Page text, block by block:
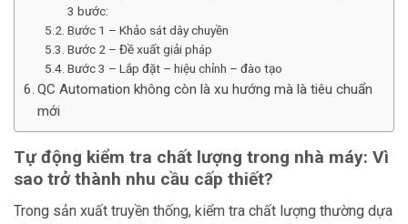
3 bước:
Bước 1 – Khảo sát dây chuyền
Bước 2 – Đề xuất giải pháp
Bước 3 – Lắp đặt – hiệu chỉnh – đào tạo
QC Automation không còn là xu hướng mà là tiêu chuẩn
mới
Tự động kiểm tra chất lượng trong nhà máy: Vì
sao trở thành nhu cầu cấp thiết?
Trong sản xuất truyền thống, kiểm tra chất lượng thường dựa